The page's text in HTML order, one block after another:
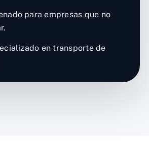
para empresas que no
en transporte de